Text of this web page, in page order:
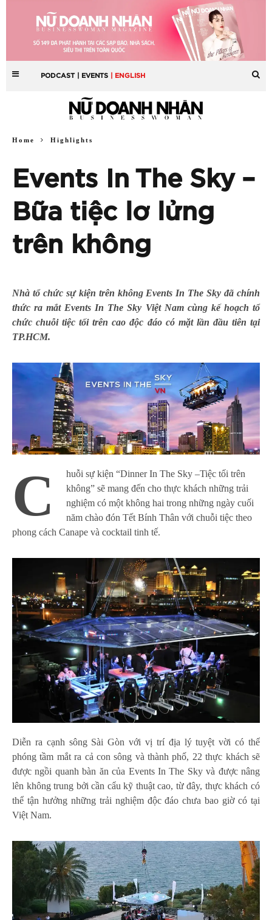
PODCAST | EVENTS | ENGLISH
Home Highlights
Events In The Sky –
Bữa tiệc lơ lửng
trên không
Nhà tổ chức sự kiện trên không Events In The Sky đã chính
thức ra mắt Events In The Sky Việt Nam cùng kế hoạch tổ
chức chuỗi tiệc tối trên cao độc đáo có mặt lần đầu tiên tại
TP.HCM.
C
huỗi sự kiện “Dinner In The Sky –Tiệc tối trên
không” sẽ mang đến cho thực khách những trải
nghiệm có một không hai trong những ngày cuối
năm chào đón Tết Bính Thân với chuỗi tiệc theo
phong cách Canape và cocktail tinh tế.
Diễn ra cạnh sông Sài Gòn với vị trí địa lý tuyệt vời có thể
phóng tầm mắt ra cả con sông và thành phố, 22 thực khách sẽ
được ngồi quanh bàn ăn của Events In The Sky và được nâng
lên không trung bởi cần cẩu kỹ thuật cao, từ đây, thực khách có
thể tận hưởng những trải nghiệm độc đáo chưa bao giờ có tại
Việt Nam.